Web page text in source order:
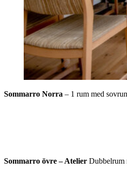
Sommarro Norra – 1 rum med
Sommarro övre – Atelier Dubbelrum